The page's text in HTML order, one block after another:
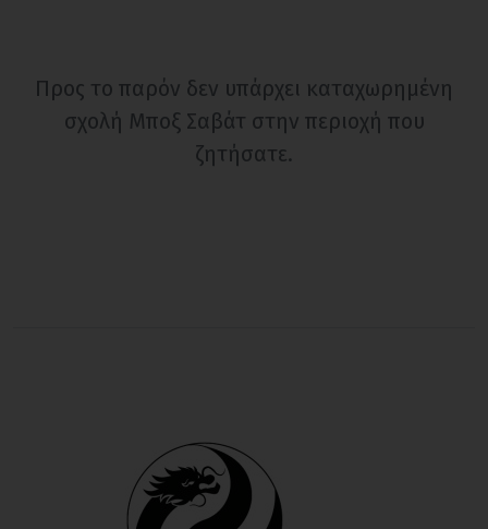
Προς το παρόν δεν υπάρχει καταχωρημένη
σχολή Μποξ Σαβάτ στην περιοχή που
ζητήσατε.